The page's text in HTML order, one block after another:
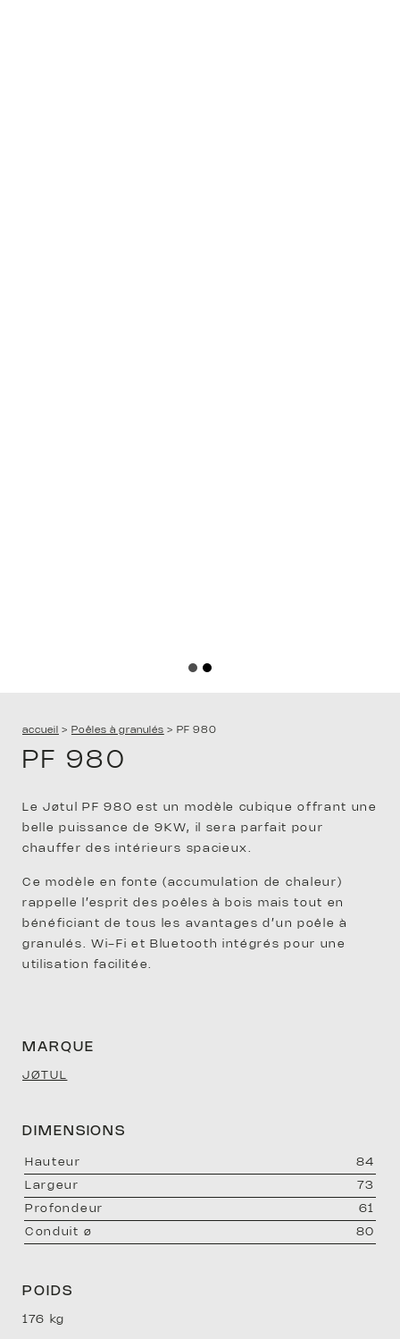
SAV
accueil > Poêles à granulés > PF 980
PF 980
Le Jøtul PF 980 est un modèle cubique offrant une
belle puissance de 9KW, il sera parfait pour
chauffer des intérieurs spacieux.
Ce modèle en fonte (accumulation de chaleur)
rappelle l’esprit des poêles à bois mais tout en
bénéficiant de tous les avantages d’un poêle à
granulés. Wi-Fi et Bluetooth intégrés pour une
utilisation facilitée.
MARQUE
JØTUL
DIMENSIONS
hauteur 84
largeur 73
profondeur 61
conduit ø 80
POIDS
176 kg